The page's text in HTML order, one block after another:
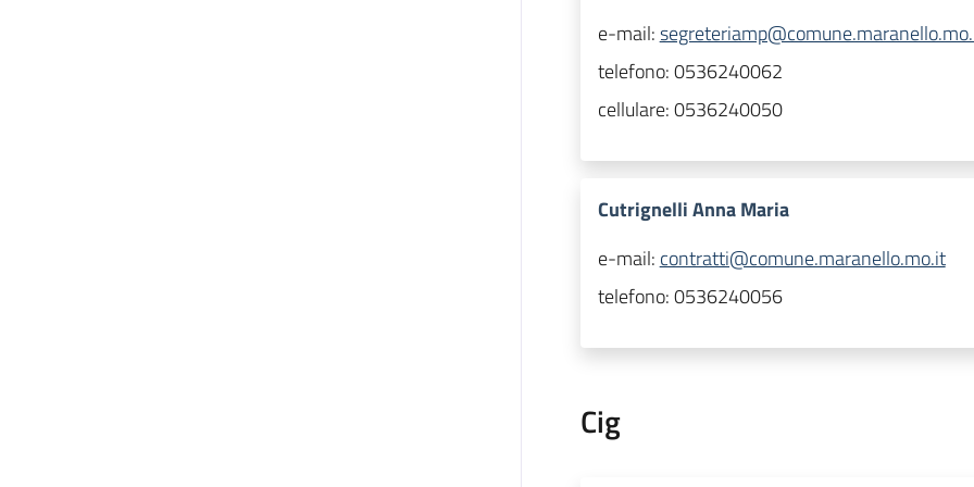
e-mail:
telefono:0536240062
cellulare:0536240050
Cutrignelli Anna Maria
e-mail: contratti@comune.maranello.mo.it
telefono:0536240056
Cig